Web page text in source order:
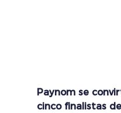
Paynom se
cinco finalistas